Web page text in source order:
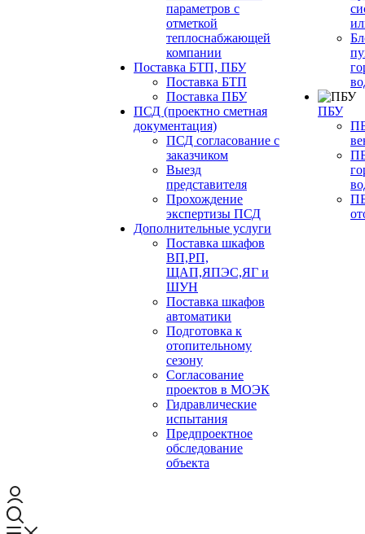
параметров с
отметкой
теплоснабжающей
компании
Поставка БТП, ПБУ
Поставка БТП
Поставка ПБУ
ПСД (проектно сметная
документация)
ПСД согласование с
заказчиком
Выезд
представителя
Прохождение
экспертизы ПСД
Дополнительные услуги
Поставка шкафов
ВП,РП,
ЩАП,ЯПЭС,ЯГ и
ШУН
Поставка шкафов
автоматики
Подготовка к
отопительному
сезону
Согласование
проектов в МОЭК
Гидравлические
испытания
Предпроектное
обследование
объекта
ПБУ